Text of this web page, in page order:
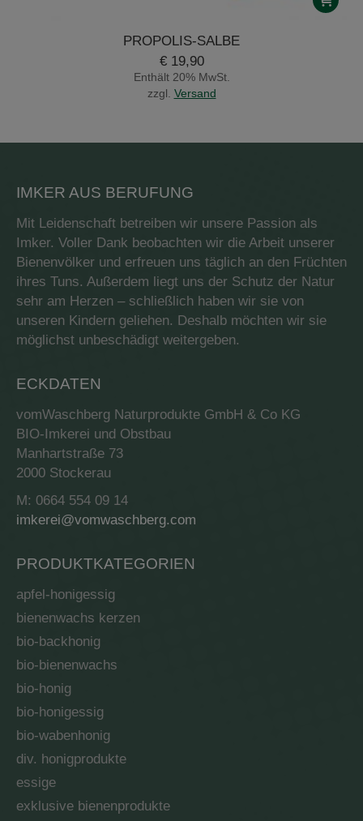
PROPOLIS-SALBE
€19,90
Enthält 20% MwSt.
zzgl. Versand
IMKER AUS BERUFUNG
Mit Leidenschaft betreiben wir unsere Passion als
Imker. Voller Dank beobachten wir die Arbeit unserer
Bienenvölker und erfreuen uns täglich an den Früchten
ihres Tuns. Außerdem liegt uns der Schutz der Natur
sehr am Herzen – schließlich haben wir sie von
unseren Kindern geliehen. Deshalb möchten wir sie
möglichst unbeschädigt weitergeben.
ECKDATEN
vomWaschberg Naturprodukte GmbH & Co KG
BIO-Imkerei und Obstbau
Manhartstraße 73
2000 Stockerau
M: 0664 554 09 14
imkerei@vomwaschberg.com
PRODUKTKATEGORIEN
apfel-honigessig
bienenwachs kerzen
bio-backhonig
bio-bienenwachs
bio-honig
bio-honigessig
bio-wabenhonig
div. honigprodukte
essige
exklusive bienenprodukte